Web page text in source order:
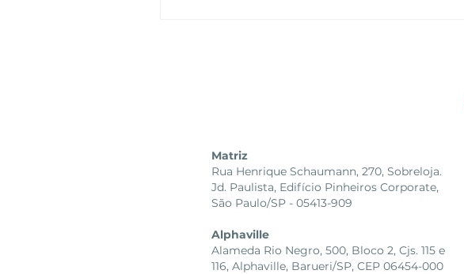
Matriz
Rua Henrique Schaumann, 270, Sobreloja.
Jd. Paulista, Edifício Pinheiros Corporate,
São Paulo/SP - 05413-909
Alphaville
Alameda Rio Negro, 500, Bloco 2, Cjs. 115 e
116, Alphaville, Barueri/SP, CEP 06454-000